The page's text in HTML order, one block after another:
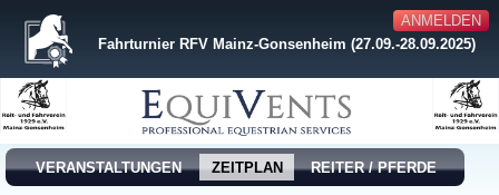
ANMELDEN
Fahrturnier RFV Mainz-Gonsenheim (27.09.-28.09.2025)
VERANSTALTUNGEN ZEITPLAN REITER / PFERDE